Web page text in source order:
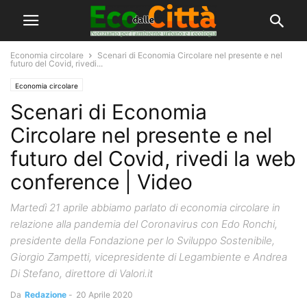
Economia circolare
Scenari di Economia Circolare nel presente e nel
futuro del Covid, rivedi...
Economia circolare
Scenari di Economia
Circolare nel presente e nel
futuro del Covid, rivedi la web
conference | Video
Martedì 21 aprile abbiamo parlato di economia circolare in
relazione alla pandemia del Coronavirus con Edo Ronchi,
presidente della Fondazione per lo Sviluppo Sostenibile,
Giorgio Zampetti, vicepresidente di Legambiente e Andrea
Di Stefano, direttore di Valori.it
Da Redazione - 20 Aprile 2020